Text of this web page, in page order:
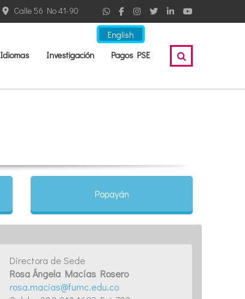
English
Calle 56 No 41-90
Idiomas Investigación Pagos PSE
Popayán
Directora de Sede
Rosa Ángela Macías Rosero
rosa.macias@fumc.edu.co